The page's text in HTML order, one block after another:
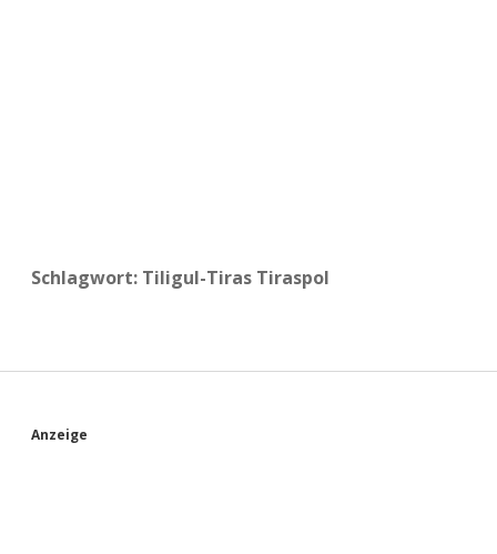
Schlagwort: Tiligul-Tiras Tiraspol
S
Anzeige